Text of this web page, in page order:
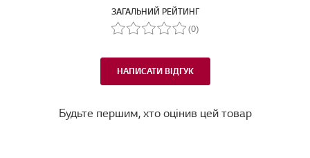
ЗАГАЛЬНИЙ РЕЙТИНГ
(0)
НАПИСАТИ ВІДГУК
Будьте першим, хто оцінив цей товар